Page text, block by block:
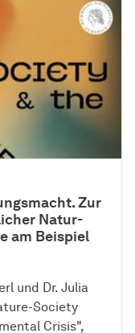
Zur
Natur-
am Beispiel
und Dr. Julia
Society
Crisis",